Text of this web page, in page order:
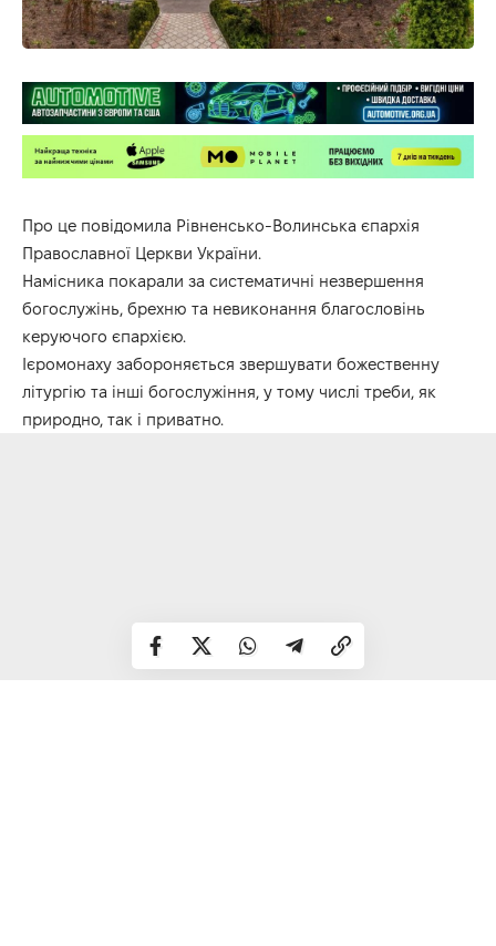
Про це повідомила Рівненсько-Волинська єпархія
Православної Церкви України.
Намісника покарали за систематичні незвершення
богослужінь, брехню та невиконання благословінь
керуючого єпархією.
Ієромонаху забороняється звершувати божественну
літургію та інші богослужіння, у тому числі треби, як
природно, так і приватно.